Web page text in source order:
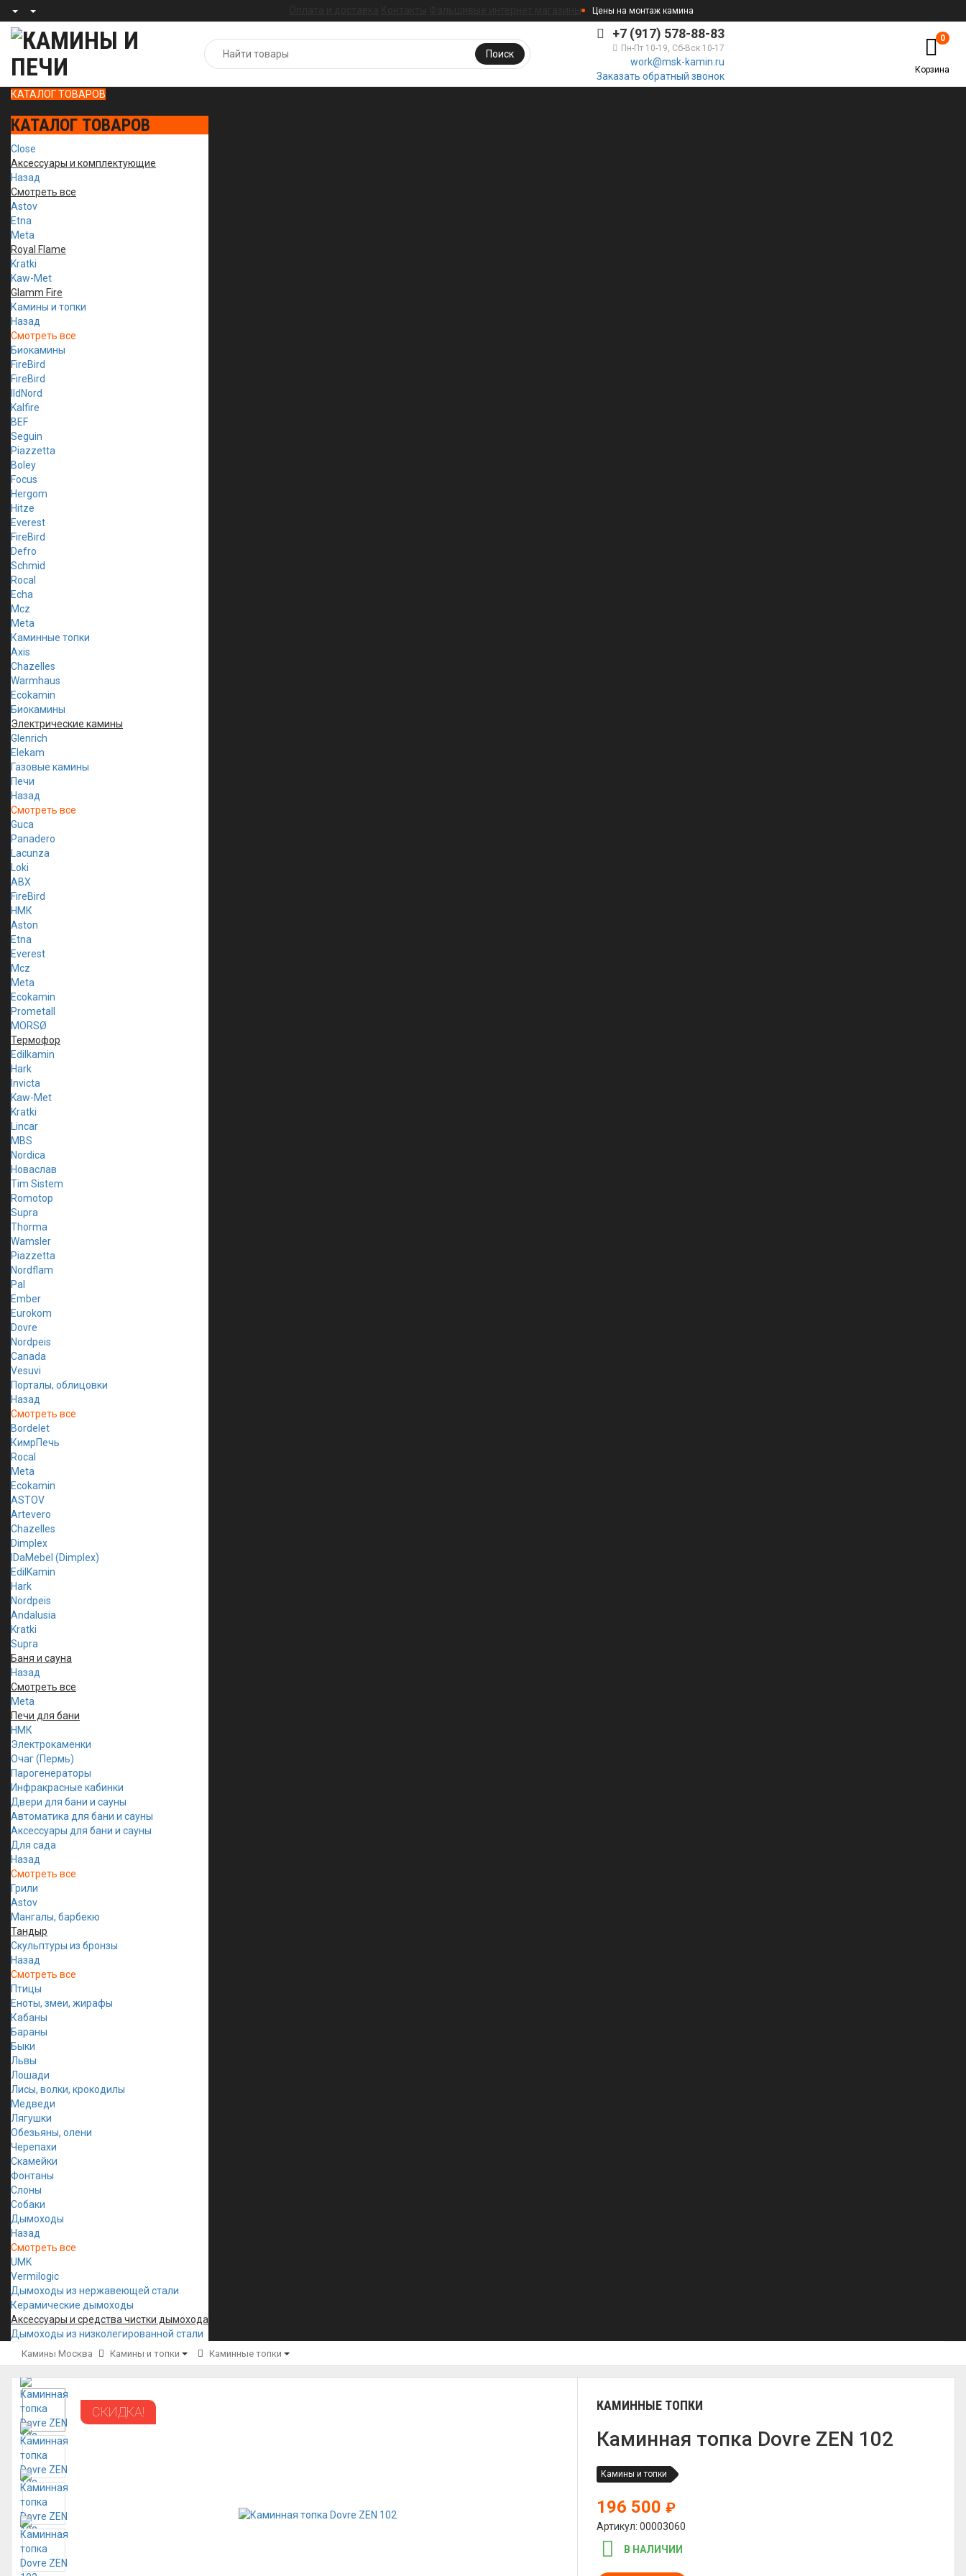
Цены на монтаж камина
+7 (917) 578-88-83
Пн-Пт 10-19, Сб-Вск 10-17
work@msk-kamin.ru
Заказать обратный звонок
Поиск
0
Корзина
КАТАЛОГ ТОВАРОВ
КАТАЛОГ ТОВАРОВ
Close
Аксессуары и комплектующие
Назад
Смотреть все
Astov
Etna
Meta
Royal Flame
Kratki
Kaw-Met
Glamm Fire
Камины и топки
Назад
Смотреть все
Биокамины
FireBird
FireBird
IldNord
Kalfire
BEF
Seguin
Piazzetta
Boley
Focus
Hergom
Hitze
Everest
FireBird
Defro
Schmid
Rocal
Echa
Mcz
Meta
Каминные топки
Axis
Chazelles
Warmhaus
Ecokamin
Биокамины
Электрические камины
Glenrich
Elekam
Газовые камины
Печи
Назад
Смотреть все
Guca
Panadero
Lacunza
Loki
ABX
FireBird
НМК
Aston
Etna
Everest
Mcz
Meta
Ecokamin
Prometall
MORSØ
Термофор
Edilkamin
Hark
Invicta
Kaw-Met
Kratki
Lincar
MBS
Nordica
Новаслав
Tim Sistem
Romotop
Supra
Thorma
Wamsler
Piazzetta
Nordflam
Pal
Ember
Eurokom
Dovre
Nordpeis
Canada
Vesuvi
Порталы, облицовки
Назад
Смотреть все
Bordelet
КимрПечь
Rocal
Meta
Ecokamin
ASTOV
Artevero
Chazelles
Dimplex
IDaMebel (Dimplex)
EdilKamin
Hark
Nordpeis
Andalusia
Kratki
Supra
Баня и сауна
Назад
Смотреть все
Meta
Печи для бани
НМК
Электрокаменки
Очаг (Пермь)
Парогенераторы
Инфракрасные кабинки
Двери для бани и сауны
Автоматика для бани и сауны
Аксессуары для бани и сауны
Для сада
Назад
Смотреть все
Грили
Astov
Мангалы, барбекю
Тандыр
Скульптуры из бронзы
Назад
Смотреть все
Птицы
Еноты, змеи, жирафы
Кабаны
Бараны
Быки
Львы
Лошади
Лисы, волки, крокодилы
Медведи
Лягушки
Обезьяны, олени
Черепахи
Скамейки
Фонтаны
Слоны
Собаки
Дымоходы
Назад
Смотреть все
UMK
Vermilogic
Дымоходы из нержавеющей стали
Керамические дымоходы
Аксессуары и средства чистки дымохода
Дымоходы из низколегированной стали
Камины Москва Камины и топки Каминные топки
СКИДКА! КАМИННЫЕ ТОПКИ
Каминная топка Dovre ZEN 102
Камины и топки
196 500₽
Артикул: 00003060
В НАЛИЧИИ